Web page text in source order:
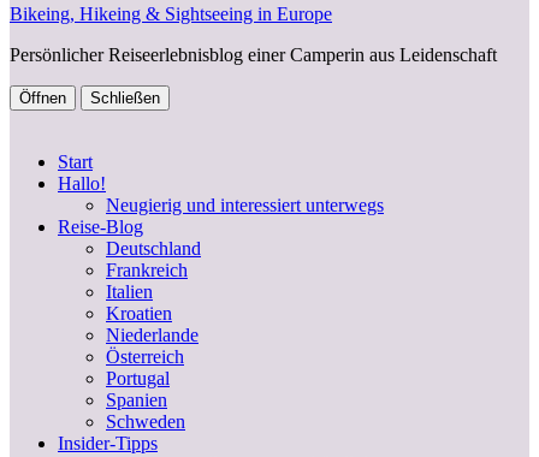
Bikeing, Hikeing & Sightseeing in Europe
Persönlicher Reiseerlebnisblog einer Camperin aus Leidenschaft
Öffnen Schließen
Start
Hallo!
Neugierig und interessiert unterwegs
Reise-Blog
Deutschland
Frankreich
Italien
Kroatien
Niederlande
Österreich
Portugal
Spanien
Schweden
Insider-Tipps